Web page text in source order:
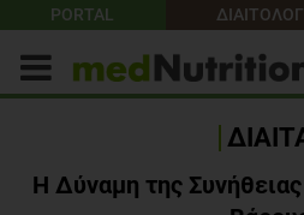
PORTAL
Η Δύναμη της